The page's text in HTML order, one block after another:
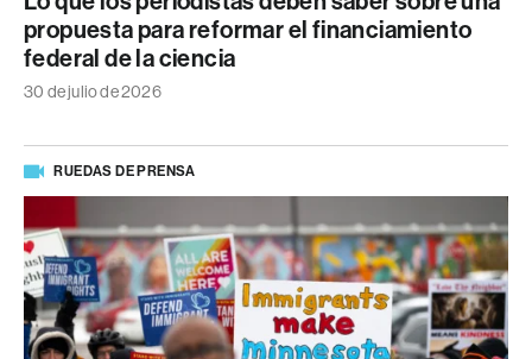
propuesta para reformar el financiamiento
federal de la ciencia
30 de julio de 2026
RUEDAS DE PRENSA